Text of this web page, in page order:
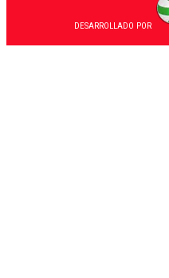
DESARROLLADO POR